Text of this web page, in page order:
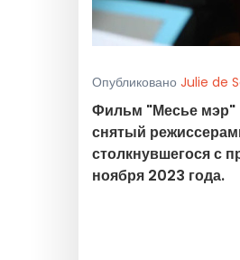
Опубликовано Julie de
Фильм "Месье мэр"
снятый
столкнувшегося с
ноября 2023 года.